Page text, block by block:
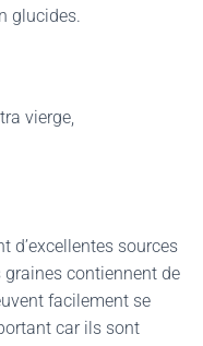
glucides.
vierge,
d’excellentes sources
contiennent de
facilement se
car ils sont